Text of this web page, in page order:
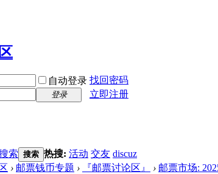
自动登录 找回密码
登录
立即注册
索 搜索 热搜: 活动 交友 discuz
› 邮票钱币专题 › 『邮票讨论区』 › 邮票市场: